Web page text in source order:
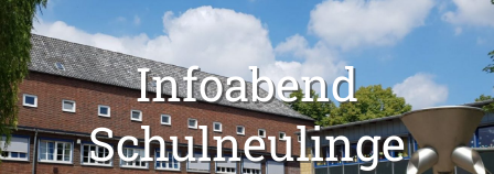
Infoabend
Schulneulinge